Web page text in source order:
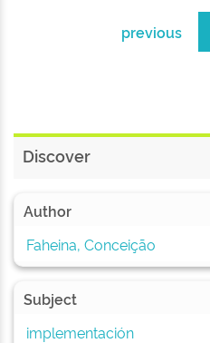
previous
Discover
Author
Faheina, Conceição
Subject
implementación